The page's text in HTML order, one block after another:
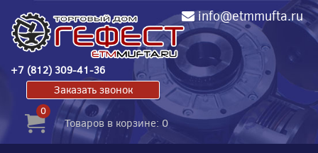
info@etmmufta.ru
+7 (812) 309-41-36
Заказать звонок
0
Товаров в корзине: 0